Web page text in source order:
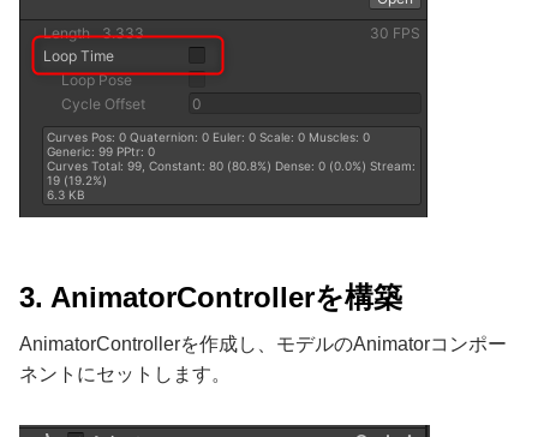
3. AnimatorControllerを構築
AnimatorControllerを作成し、モデルのAnimatorコンポー
ネントにセットします。